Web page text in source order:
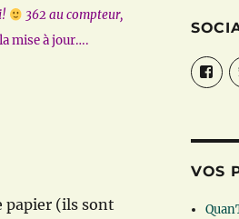
362 au compteur,
mise à jour….
papier (ils sont
VOS